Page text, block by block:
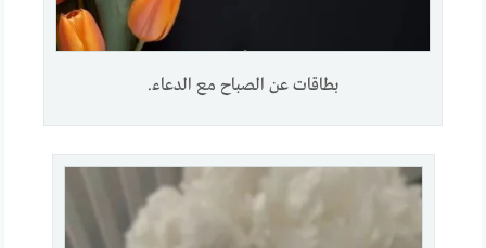
بطاقات عن الصباح مع الدعاء.